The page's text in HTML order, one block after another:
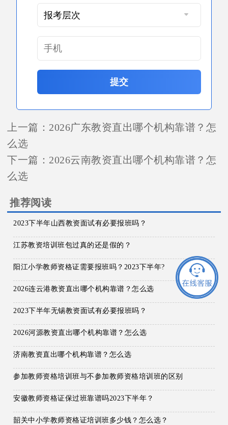
提交
上一篇： 2026广东教资直出哪个机构靠谱？怎
么选
下一篇： 2026云南教资直出哪个机构靠谱？怎
么选
推荐阅读
2023下半年山西教资面试有必要报班吗？
江苏教资培训班包过真的还是假的？
阳江小学教师资格证需要报班吗？2023下半年?
2026连云港教资直出哪个机构靠谱？怎么选
2023下半年无锡教资面试有必要报班吗？
2026河源教资直出哪个机构靠谱？怎么选
济南教资直出哪个机构靠谱？怎么选
参加教师资格培训班与不参加教师资格培训班的区别
安徽教师资格证保过班靠谱吗2023下半年？
韶关中小学教师资格证培训班多少钱？怎么选？